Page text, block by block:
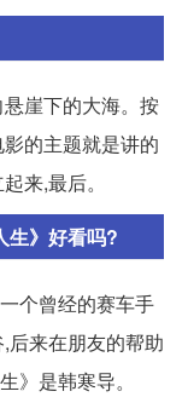
崖下的大海。按
的主题就是讲的
来,最后。
生》好看吗?
个曾经的赛车手
后来在朋友的帮助
》是韩寒导。